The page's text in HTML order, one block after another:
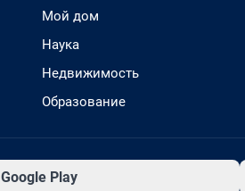
Мой дом
Наука
Недвижимость
Образование
Google Play